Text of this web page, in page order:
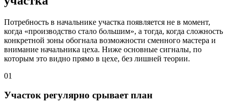
Потребность в начальнике участка появляется не в момент,
когда «производство стало большим», а тогда, когда сложность
конкретной зоны обогнала возможности сменного мастера и
внимание начальника цеха. Ниже основные сигналы, по
которым это видно прямо в цехе, без лишней теории.
01
Участок регулярно срывает план